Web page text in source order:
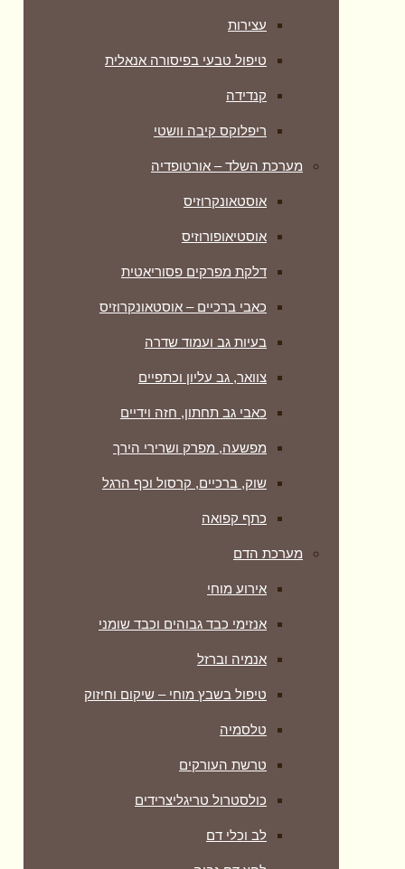
עצירות
טיפול טבעי בפיסורה אנאלית
קנדידה
ריפלוקס קיבה וושטי
מערכת השלד – אורטופדיה
אוסטאונקרוזיס
אוסטיאופורוזיס
דלקת מפרקים פסוריאטית
כאבי ברכיים – אוסטאונקרוזיס
בעיות גב ועמוד שדרה
צוואר, גב עליון וכתפיים
כאבי גב תחתון, חזה וידיים
מפשעה, מפרק ושרירי הירך
שוק, ברכיים, קרסול וכף הרגל
כתף קפואה
מערכת הדם
אירוע מוחי
אנזימי כבד גבוהים וכבד שומני
אנמיה וברזל
טיפול בשבץ מוחי – שיקום וחיזוק
טלסמיה
טרשת העורקים
כולסטרול טריגליצרידים
לב וכלי דם